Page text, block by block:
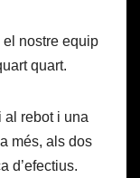
el nostre equip
quart.
al rebot i una
més, als dos
d’efectius.